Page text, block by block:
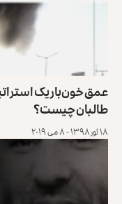
عمق خون‌بار یک
طالبان چیست؟
۱۸ ثور ۱۳۹۸ - ۸ می ۲۰۱۹